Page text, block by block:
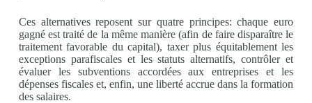
Ces alternatives reposent sur quatre principes: chaque euro
gagné est traité de la même manière (afin de faire disparaître le
traitement favorable du capital), taxer plus équitablement les
exceptions parafiscales et les statuts alternatifs, contrôler et
évaluer les subventions accordées aux entreprises et les
dépenses fiscales et, enfin, une liberté accrue dans la formation
des salaires.